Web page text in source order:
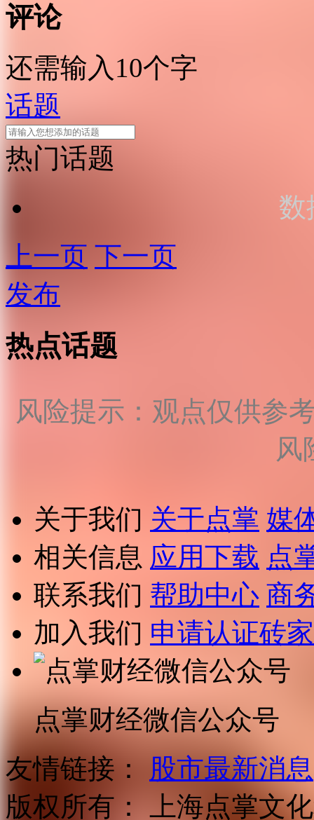
评论
还需输入10个字
话题
热门话题
数
上一页 下一页
发布
热点话题
风险提示：观点仅供参
风
关于我们 关于点掌 媒
相关信息 应用下载 点
联系我们 帮助中心 商
加入我们 申请认证砖家
点掌财经微信公众号
友情链接：
股市最新消息
版权所有：
上海点掌文